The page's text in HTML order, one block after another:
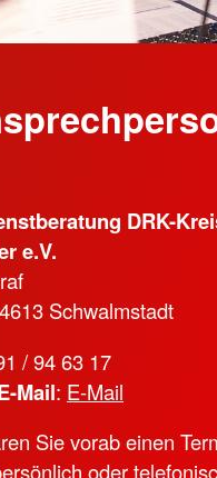
DRK-
e.V.
Schwalmstadt
/ 94 63 17
Mail: E-Mail
Sie vorab einen
oder